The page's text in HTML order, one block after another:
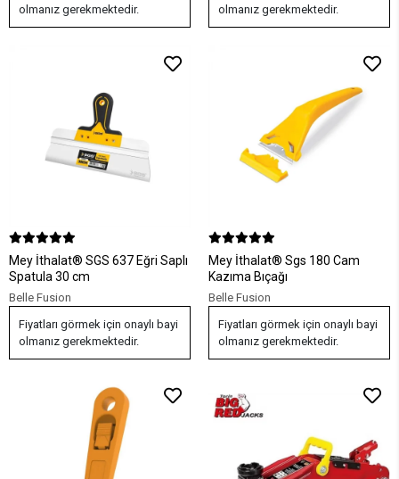
olmanız gerekmektedir.
olmanız gerekmektedir.
Mey İthalat® SGS 637 Eğri Saplı
Spatula 30 cm
Belle Fusion
Fiyatları görmek için onaylı bayi
olmanız gerekmektedir.
Mey İthalat® Sgs 180 Cam
Kazıma Bıçağı
Belle Fusion
Fiyatları görmek için onaylı bayi
olmanız gerekmektedir.